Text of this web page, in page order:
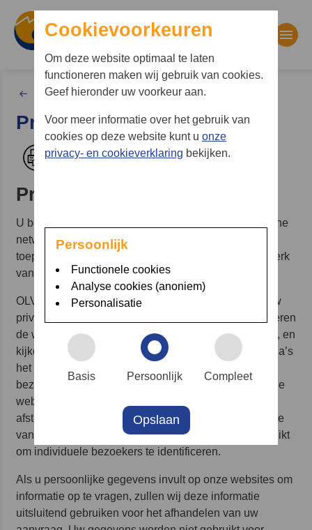
Waar bent u naar op zoek?
Zoekwoorden
Homepage Beroerte Adviescentrum
Privacy en veiligheid
Afdrukken
Privacyverklaring
U bezoekt een website die deel uitmaakt van het online
netwerk van OLVG. Deze privacyverklaring is van
toepassing op alle websites die behoren tot het netwerk
van OLVG, tenzij anders vermeld.
OLVG hecht veel waarde aan de bescherming van uw
privacy, ook als u onze websites bezoekt. Wij analyseren
de wijze waarop bezoekers onze websites gebruiken, en
kijken daarbij naar het aantal bezoekers, welke pagina’s
het meest bezocht worden en naar de duur van het
bezoek van de sites. Wij hopen met deze informatie de
websites ook weer beter op uw wensen te kunnen
afstemmen, zowel technisch als inhoudelijk. Informatie
van een bezoek aan onze websites wordt nooit gebruikt
om individuele bezoekers te identificeren.
Als u persoonlijke gegevens invult op onze websites om
informatie op te vragen, zullen wij deze informatie
uitsluitend gebruiken voor het afhandelen van uw
Cookievoorkeuren
Om deze website optimaal te laten
functioneren maken wij gebruik van cookies.
Geef hieronder uw voorkeur aan.
Voor meer informatie over het gebruik van
cookies op deze website kunt u onze
privacy- en cookieverklaring bekijken.
Persoonlijk
Functionele cookies
Analyse cookies (anoniem)
Personalisatie
Basis Persoonlijk Compleet
Opslaan